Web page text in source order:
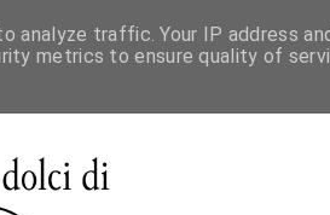
analyze traffic. Your IP address
metrics to ensure quality of